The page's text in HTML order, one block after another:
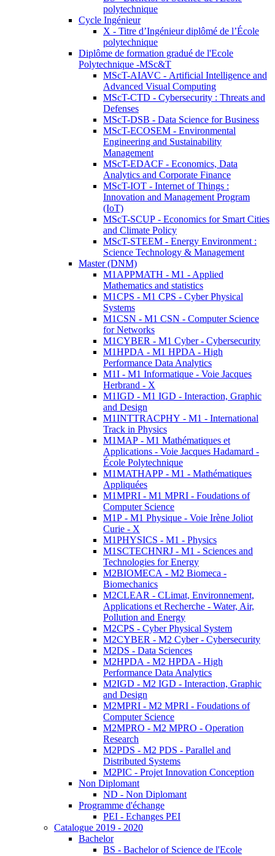
polytechnique
Cycle Ingénieur
X - Titre d’Ingénieur diplômé de l’École
polytechnique
Diplôme de formation gradué de l'Ecole
Polytechnique -MSc&T
MScT-AIAVC - Artificial Intelligence and
Advanced Visual Computing
MScT-CTD - Cybersecurity : Threats and
Defenses
MScT-DSB - Data Science for Business
MScT-ECOSEM - Environmental
Engineering and Sustainability
Management
MScT-EDACF - Economics, Data
Analytics and Corporate Finance
MScT-IOT - Internet of Things :
Innovation and Management Program
(IoT)
MScT-SCUP - Economics for Smart Cities
and Climate Policy
MScT-STEEM - Energy Environment :
Science Technology & Management
Master (DNM)
M1APPMATH - M1 - Applied
Mathematics and statistics
M1CPS - M1 CPS - Cyber Physical
Systems
M1CSN - M1 CSN - Computer Science
for Networks
M1CYBER - M1 Cyber - Cybersecurity
M1HPDA - M1 HPDA - High
Performance Data Analytics
M1I - M1 Informatique - Voie Jacques
Herbrand - X
M1IGD - M1 IGD - Interaction, Graphic
and Design
M1INTTRACPHY - M1 - International
Track in Physics
M1MAP - M1 Mathématiques et
Applications - Voie Jacques Hadamard -
École Polytechnique
M1MATHAPP - M1 - Mathématiques
Appliquées
M1MPRI - M1 MPRI - Foudations of
Computer Science
M1P - M1 Physique - Voie Irène Joliot
Curie - X
M1PHYSICS - M1 - Physics
M1SCTECHNRJ - M1 - Sciences and
Technologies for Energy
M2BIOMECA - M2 Biomeca -
Biomechanics
M2CLEAR - CLimat, Environnement,
Applications et Recherche - Water, Air,
Pollution and Energy
M2CPS - Cyber Physical System
M2CYBER - M2 Cyber - Cybersecurity
M2DS - Data Sciences
M2HPDA - M2 HPDA - High
Performance Data Analytics
M2IGD - M2 IGD - Interaction, Graphic
and Design
M2MPRI - M2 MPRI - Foudations of
Computer Science
M2MPRO - M2 MPRO - Operation
Research
M2PDS - M2 PDS - Parallel and
Distributed Systems
M2PIC - Projet Innovation Conception
Non Diplomant
ND - Non Diplomant
Programme d'échange
PEI - Echanges PEI
Catalogue 2019 - 2020
Bachelor
BS - Bachelor of Science de l'Ecole